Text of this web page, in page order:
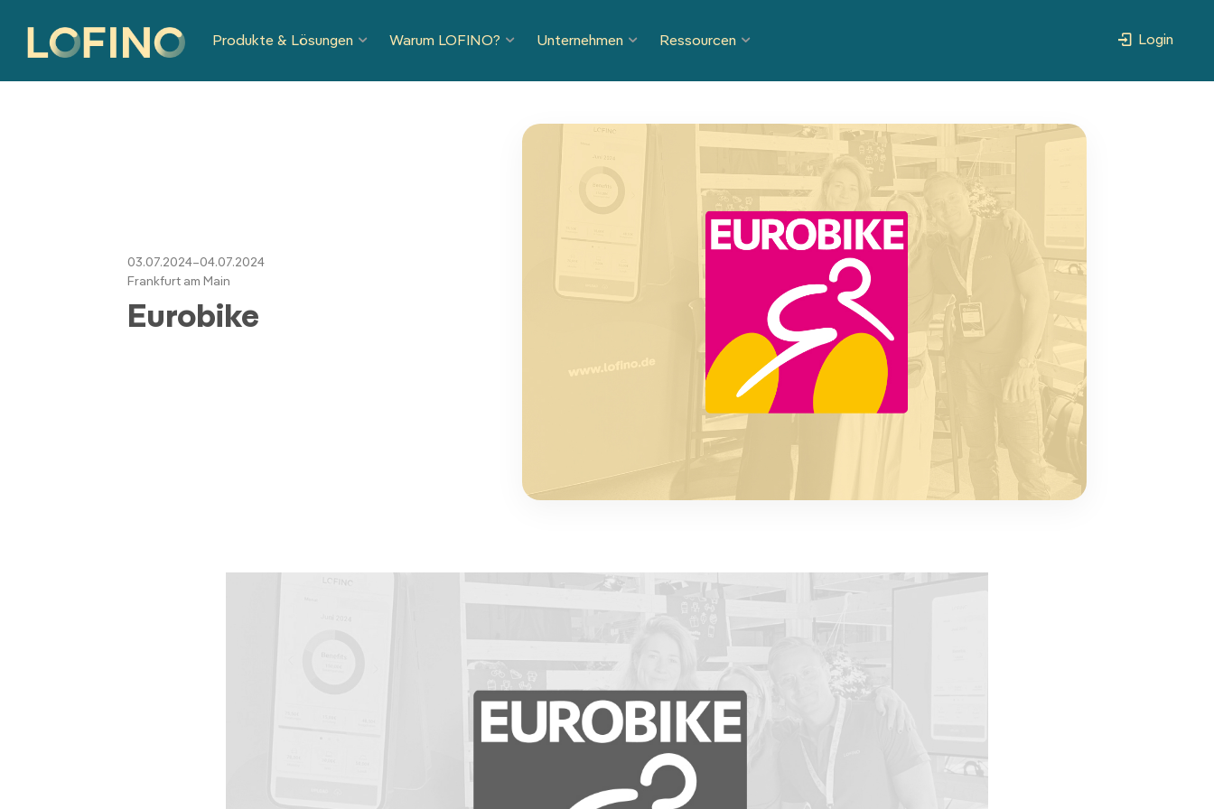
Navigation
Produkte & Lösungen Warum LOFINO? Unternehmen Ressourcen Login
03.07.2024–04.07.2024
Frankfurt am Main
Eurobike